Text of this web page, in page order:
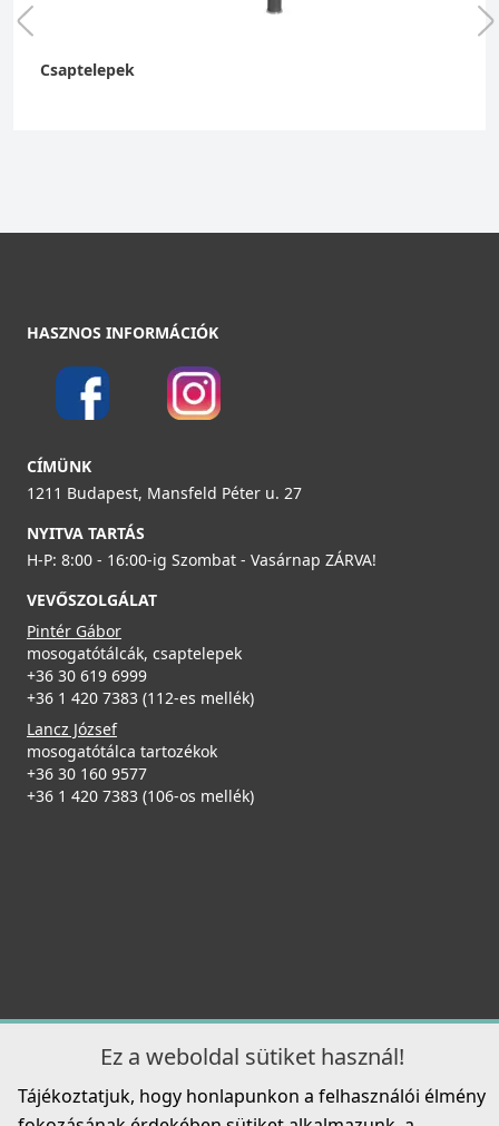
Csaptelepek
HASZNOS INFORMÁCIÓK
CÍMÜNK
1211 Budapest, Mansfeld Péter u. 27
NYITVA TARTÁS
H-P: 8:00 - 16:00-ig Szombat - Vasárnap ZÁRVA!
VEVŐSZOLGÁLAT
Pintér Gábor
mosogatótálcák, csaptelepek
+36 30 619 6999
+36 1 420 7383 (112-es mellék)
Lancz József
mosogatótálca tartozékok
+36 30 160 9577
+36 1 420 7383 (106-os mellék)
Ez a weboldal sütiket használ!
Tájékoztatjuk, hogy honlapunkon a felhasználói élmény